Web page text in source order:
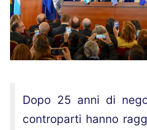
Dopo 25 anni di
controparti hanno